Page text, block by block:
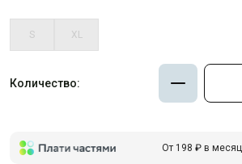
S XL
Количество:
От 198 ₽ в месяц